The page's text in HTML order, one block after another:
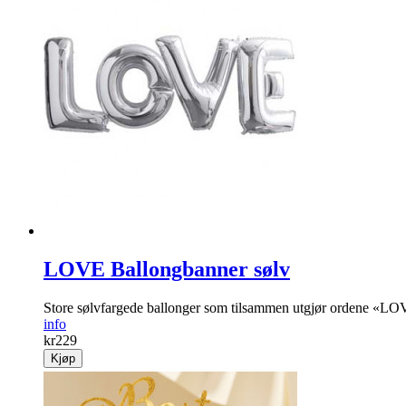
LOVE Ballongbanner sølv
Store sølvfargede ballonger som tilsammen utgjør ordene
info
kr229
Kjøp